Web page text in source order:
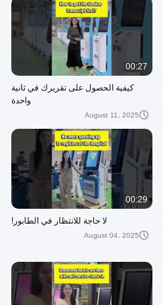
00:27
كيفية الحصول على تقريرك في ثانية
واحدة
August 11, 2025
00:29
لا حاجة للانتظار في الطابور!
August 04, 2025